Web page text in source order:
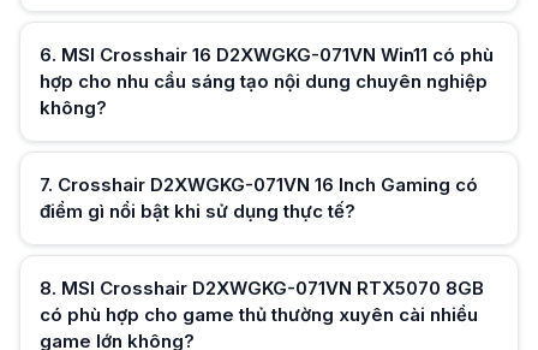
Hữu ích (0)
Hữu ích (0)
6. MSI Crosshair 16 D2XWGKG-071VN Win11 có phù
hợp cho nhu cầu sáng tạo nội dung chuyên nghiệp
không?
Hữu ích (0)
7. Crosshair D2XWGKG-071VN 16 Inch Gaming có
điểm gì nổi bật khi sử dụng thực tế?
8. MSI Crosshair D2XWGKG-071VN RTX5070 8GB
có phù hợp cho game thủ thường xuyên cài nhiều
game lớn không?